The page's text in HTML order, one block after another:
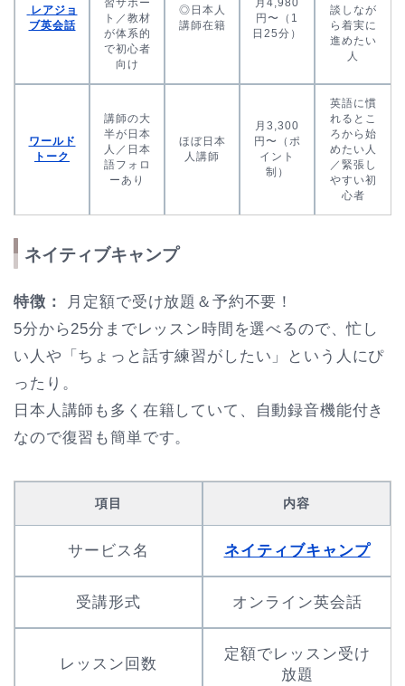
レアジョ
ブ英会話
習サポー
ト／教材
が体系的
で初心者
向け
◎日本人
講師在籍
月4,980
円〜（1
日25分）
談しなが
ら着実に
進めたい
人
ワールド
トーク
講師の大
半が日本
人／日本
語フォロ
ーあり
ほぼ日本
人講師
月3,300
円〜（ポ
イント
制）
英語に慣
れるとこ
ろから始
めたい人
／緊張し
やすい初
心者
ネイティブキャンプ
特徴：
月定額で受け放題＆予約不要！
5分から25分までレッスン時間を選べるので、忙し
い人や「ちょっと話す練習がしたい」という人にぴ
ったり。
日本人講師も多く在籍していて、自動録音機能付き
なので復習も簡単です。
項目 内容
サービス名 ネイティブキャンプ
受講形式 オンライン英会話
レッスン回数
定額でレッスン受け
放題